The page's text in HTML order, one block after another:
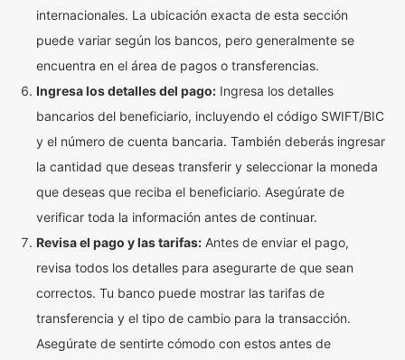
internacionales. La ubicación exacta de esta sección
puede variar según los bancos, pero generalmente se
encuentra en el área de pagos o transferencias.
Ingresa los detalles del pago: Ingresa los detalles
bancarios del beneficiario, incluyendo el código SWIFT/BIC
y el número de cuenta bancaria. También deberás ingresar
la cantidad que deseas transferir y seleccionar la moneda
que deseas que reciba el beneficiario. Asegúrate de
verificar toda la información antes de continuar.
Revisa el pago y las tarifas: Antes de enviar el pago,
revisa todos los detalles para asegurarte de que sean
correctos. Tu banco puede mostrar las tarifas de
transferencia y el tipo de cambio para la transacción.
Asegúrate de sentirte cómodo con estos antes de